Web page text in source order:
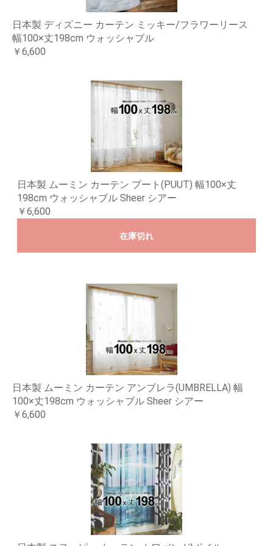
日本製 ディズニー カーテン ミッキー/フラワーリース
幅100×丈198cm ウォッシャブル
￥6,600
日本製 ムーミン カーテン プート(PUUT) 幅100×丈
198cm ウォッシャブル Sheer シアー
￥6,600
在庫切れ
日本製 ムーミン カーテン アンブレラ(UMBRELLA) 幅
100×丈198cm ウォッシャブル Sheer シアー
￥6,600